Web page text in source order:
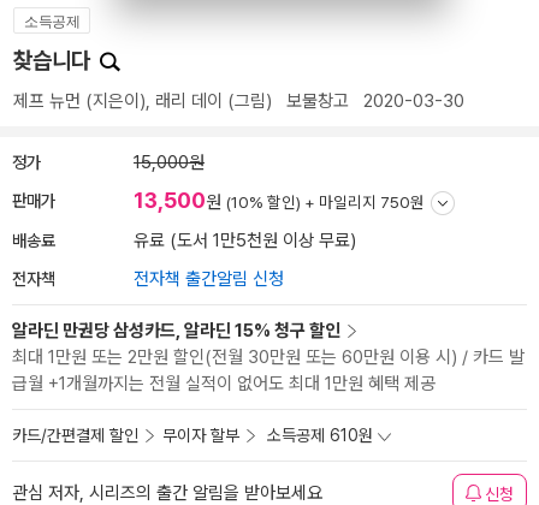
소득공제
찾습니다
제프 뉴먼 (지은이), 래리 데이 (그림) 보물창고 2020-03-30
정가 15,000원
판매가 13,500원 (10% 할인) + 마일리지 750원
배송료 유료 (도서 1만5천원 이상 무료)
전자책 전자책 출간알림 신청
알라딘 만권당 삼성카드, 알라딘 15% 청구 할인
최대 1만원 또는 2만원 할인(전월 30만원 또는 60만원 이용 시) / 카드 발
급월 +1개월까지는 전월 실적이 없어도 최대 1만원 혜택 제공
카드/간편결제 할인 무이자 할부 소득공제 610원
관심 저자, 시리즈의 출간 알림을 받아보세요 신청